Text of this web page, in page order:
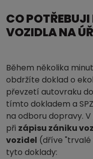
CO
VOZIDLA NA
Během několika
obdržíte doklad o
převzetí autovraku
tímto dokladem a
na odboru dopravy.
při zápisu zániku
vozidel (dříve
tyto doklady: